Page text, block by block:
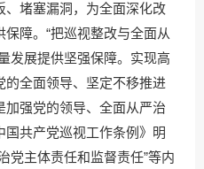
、堵塞漏洞，为全面深化改
障。“把巡视整改与全面从
发展提供坚强保障。实现高
的全面领导、坚定不移推进
强党的领导、全面从严治
共产党巡视工作条例》明
党主体责任和监督责任”等内